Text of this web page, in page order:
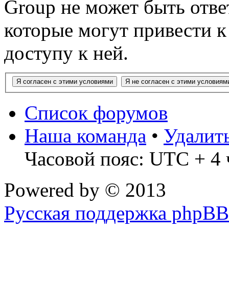
Group не может быть
которые могут привести
доступу к ней.
Список форумов
Наша команда •
Часовой пояс: UTC + 4
Powered by © 2013
Русская поддержка phpBB